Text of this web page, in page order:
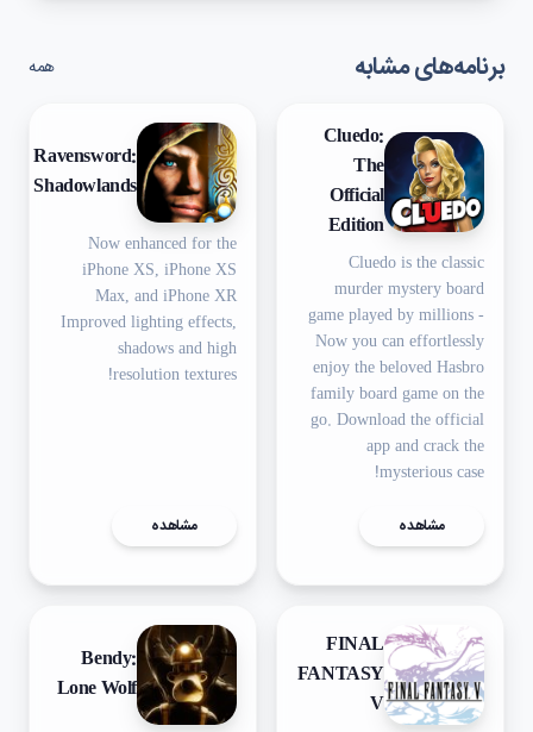
برنامه‌های مشابه همه
Cluedo:
The
Official
Edition
Cluedo is the classic
murder mystery board
game played by millions -
Now you can effortlessly
enjoy the beloved Hasbro
family board game on the
go. Download the official
app and crack the
mysterious case!
مشاهده
Ravensword:
Shadowlands
Now enhanced for the
iPhone XS, iPhone XS
Max, and iPhone XR
Improved lighting effects,
shadows and high
resolution textures!
مشاهده
FINAL
FANTASY
V
Bendy:
Lone Wolf